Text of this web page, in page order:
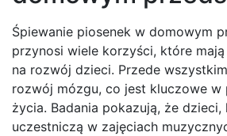
Śpiewanie piosenek w domowym
przynosi wiele korzyści, które
na rozwój dzieci. Przede
rozwój mózgu, co jest kluczowe w
życia. Badania pokazują, że
uczestniczą w zajęciach